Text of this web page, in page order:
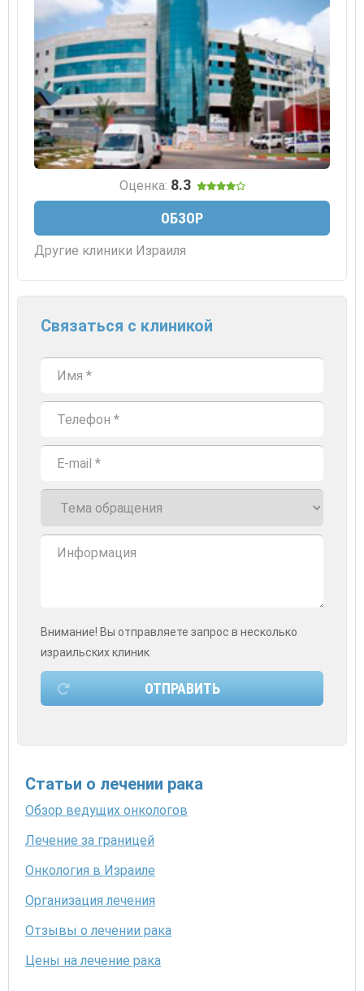
Оценка: 8.3
ОБЗОР
Другие клиники Израиля
Связаться с клиникой
Внимание! Вы отправляете запрос в несколько
израильских клиник
Статьи о лечении рака
Обзор ведущих онкологов
Лечение за границей
Онкология в Израиле
Организация лечения
Отзывы о лечении рака
Цены на лечение рака